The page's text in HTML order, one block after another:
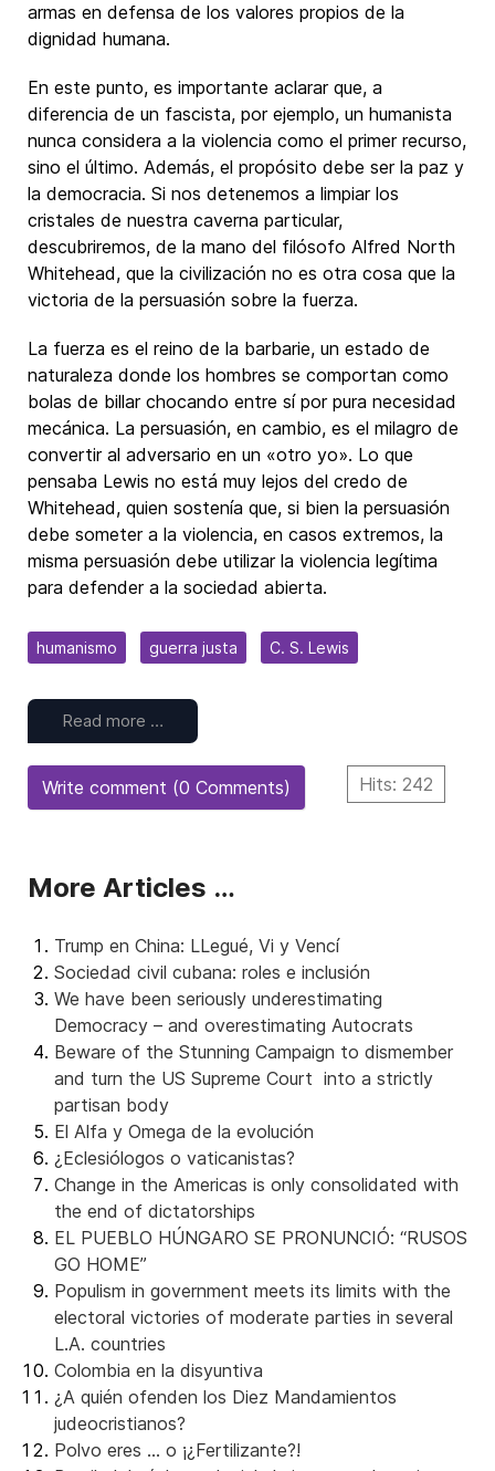
armas en defensa de los valores propios de la
dignidad humana.
En este punto, es importante aclarar que, a
diferencia de un fascista, por ejemplo, un humanista
nunca considera a la violencia como el primer recurso,
sino el último. Además, el propósito debe ser la paz y
la democracia. Si nos detenemos a limpiar los
cristales de nuestra caverna particular,
descubriremos, de la mano del filósofo Alfred North
Whitehead, que la civilización no es otra cosa que la
victoria de la persuasión sobre la fuerza.
La fuerza es el reino de la barbarie, un estado de
naturaleza donde los hombres se comportan como
bolas de billar chocando entre sí por pura necesidad
mecánica. La persuasión, en cambio, es el milagro de
convertir al adversario en un «otro yo». Lo que
pensaba Lewis no está muy lejos del credo de
Whitehead, quien sostenía que, si bien la persuasión
debe someter a la violencia, en casos extremos, la
misma persuasión debe utilizar la violencia legítima
para defender a la sociedad abierta.
humanismo guerra justa C. S. Lewis
Read more …
Hits: 242
Write comment (0 Comments)
More Articles …
Trump en China: LLegué, Vi y Vencí
Sociedad civil cubana: roles e inclusión
We have been seriously underestimating
Democracy – and overestimating Autocrats
Beware of the Stunning Campaign to dismember
and turn the US Supreme Court into a strictly
partisan body
El Alfa y Omega de la evolución
¿Eclesiólogos o vaticanistas?
Change in the Americas is only consolidated with
the end of dictatorships
EL PUEBLO HÚNGARO SE PRONUNCIÓ: “RUSOS
GO HOME”
Populism in government meets its limits with the
electoral victories of moderate parties in several
L.A. countries
Colombia en la disyuntiva
¿A quién ofenden los Diez Mandamientos
judeocristianos?
Polvo eres … o ¡¿Fertilizante?!